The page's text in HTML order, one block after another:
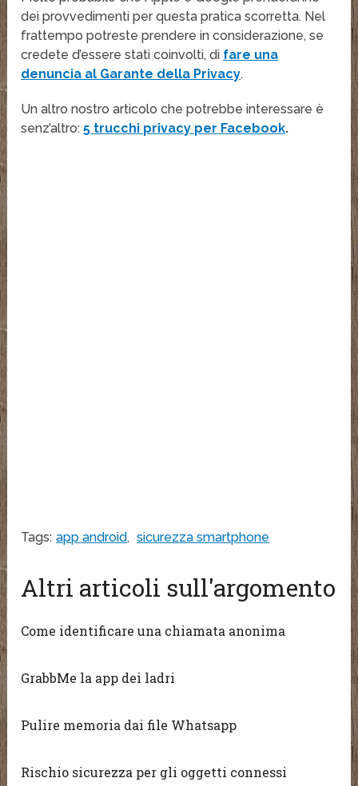
dei provvedimenti per questa pratica scorretta. Nel
frattempo potreste prendere in considerazione, se
credete d’essere stati coinvolti, di fare una
denuncia al Garante della Privacy.
Un altro nostro articolo che potrebbe interessare è
senz’altro:5 trucchi privacy per Facebook.
Tags: app android, sicurezza smartphone
Altri articoli sull'argomento
Come identificare una chiamata anonima
GrabbMe la app dei ladri
Pulire memoria dai file Whatsapp
Rischio sicurezza per gli oggetti connessi